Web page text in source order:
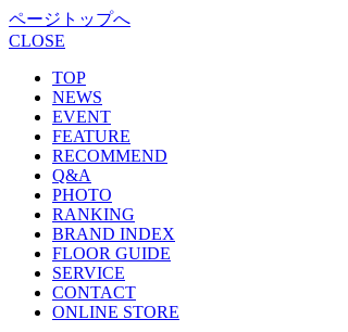
ページトップへ
CLOSE
TOP
NEWS
EVENT
FEATURE
RECOMMEND
Q&A
PHOTO
RANKING
BRAND INDEX
FLOOR GUIDE
SERVICE
CONTACT
ONLINE STORE